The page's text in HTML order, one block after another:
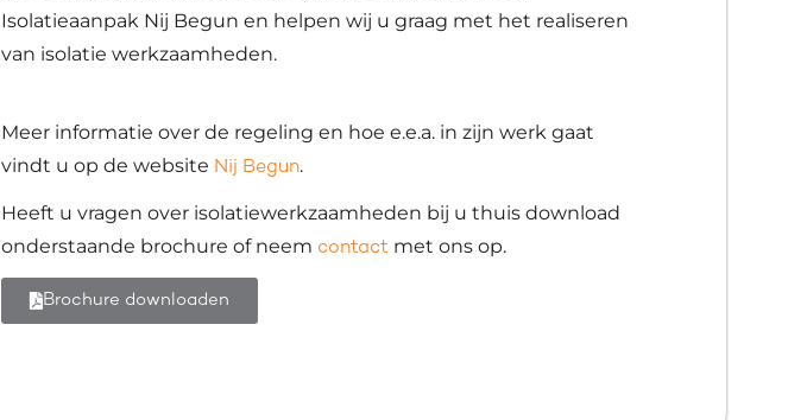
Isolatieaanpak Nij Begun en helpen wij u graag met het realiseren
van isolatie werkzaamheden.
Meer informatie over de regeling en hoe e.e.a. in zijn werk gaat
vindt u op de website Nij Begun.
Heeft u vragen over isolatiewerkzaamheden bij u thuis download
onderstaande brochure of neem contact met ons op.
Brochure downloaden